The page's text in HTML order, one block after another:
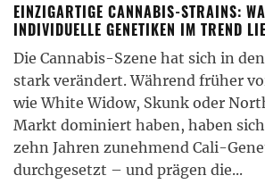
EINZIGARTIGE CANNABIS-STRAINS:
INDIVIDUELLE GENETIKEN IM TREND
Die Cannabis-Szene hat sich in
stark verändert. Während früher
wie White Widow, Skunk oder
Markt dominiert haben, haben
zehn Jahren zunehmend Cali-
durchgesetzt – und prägen die...